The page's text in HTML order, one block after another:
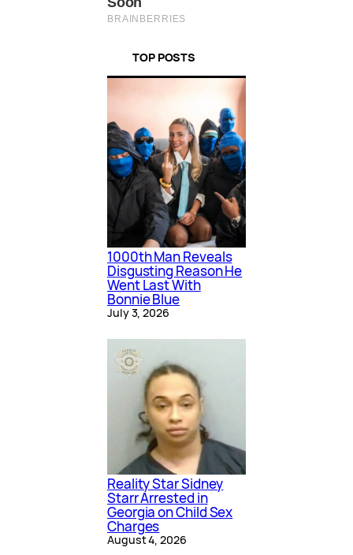
TOP POSTS
1000th Man Reveals
Disgusting Reason He
Went Last With
Bonnie Blue
July 3, 2026
Reality Star Sidney
Starr Arrested in
Georgia on Child Sex
Charges
August 4, 2026